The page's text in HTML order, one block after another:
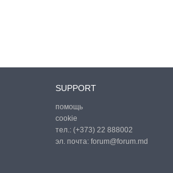
SUPPORT
помощь
cookie
тел.: (+373) 22 888002
эл. почта: forum@forum.md